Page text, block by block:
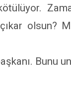
olsun?
Bunu